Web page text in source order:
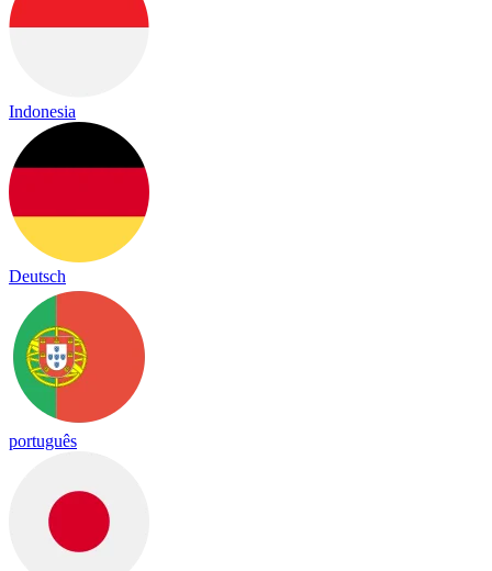
Indonesia
Deutsch
português